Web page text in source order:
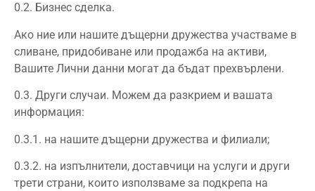
0.2. Бизнес сделка.
Ако ние или нашите дъщерни дружества участваме в
сливане, придобиване или продажба на активи,
Вашите Лични данни могат да бъдат прехвърлени.
0.3. Други случаи. Можем да разкрием и вашата
информация:
0.3.1. на нашите дъщерни дружества и филиали;
0.3.2. на изпълнители, доставчици на услуги и други
трети страни, които използваме за подкрепа на